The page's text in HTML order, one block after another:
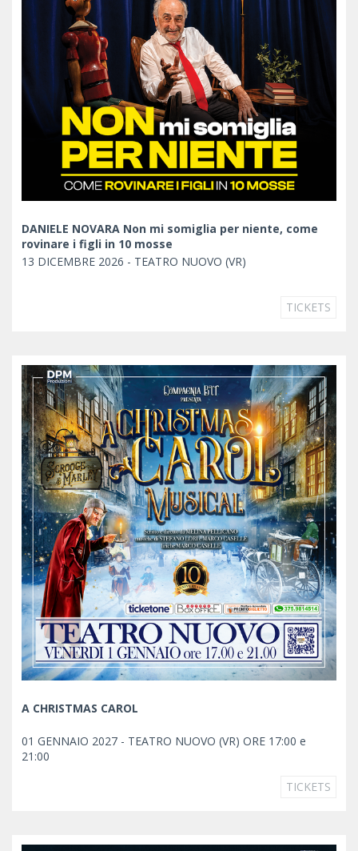
DANIELE NOVARA Non mi somiglia per niente, come
rovinare i figli in 10 mosse
13 DICEMBRE 2026 - TEATRO NUOVO (VR)
TICKETS
A CHRISTMAS CAROL
01 GENNAIO 2027 - TEATRO NUOVO (VR) ORE 17:00 e
21:00
TICKETS